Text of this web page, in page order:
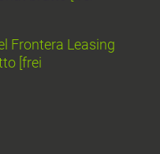
Frontera Leasing
[frei